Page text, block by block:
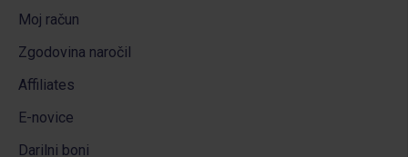
Moj račun
Zgodovina naročil
Affiliates
E-novice
Darilni boni